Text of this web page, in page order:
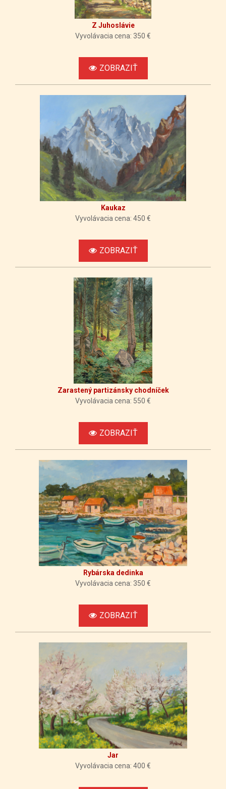
Z Juhoslávie
Vyvolávacia cena: 350 €
ZOBRAZIŤ
Kaukaz
Vyvolávacia cena: 450 €
ZOBRAZIŤ
Zarastený partizánsky chodníček
Vyvolávacia cena: 550 €
ZOBRAZIŤ
Rybárska dedinka
Vyvolávacia cena: 350 €
ZOBRAZIŤ
Jar
Vyvolávacia cena: 400 €